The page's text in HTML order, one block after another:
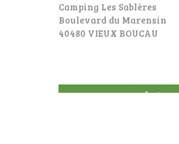
Camping Les Sablères
Boulevard du Marensin
40480 VIEUX BOUCAU
footer